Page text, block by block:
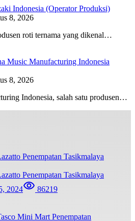
Indonesia (Operator Produksi)
8, 2026
roti ternama yang dikenal…
Music Manufacturing Indonesia
8, 2026
Indonesia, salah satu produsen…
Penempatan Tasikmalaya
2024 86219
Mini Mart Penempatan